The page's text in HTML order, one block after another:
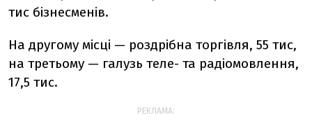
тис бізнесменів.
На другому місці — роздрібна торгівля, 55 тис,
на третьому — галузь теле- та радіомовлення,
17,5 тис.
РЕКЛАМА: